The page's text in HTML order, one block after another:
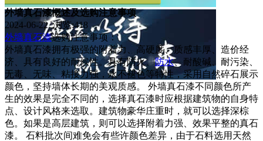
外墙真石漆概述及选购注意事项
2024-06-22 浏览:418
外墙真石漆选购注意事项：
外墙真石漆拥有极强的附着力、高硬度、质感丰厚、造价经
济、具有良好的耐候性。具有防火、防水、耐酸碱、耐污染、
无毒、无味、粘接力强，永不褪色等特性，采用自然碎石展示
颜色，坚持墙体长期的美观质感。 外墙真石漆不同颜色所产
生的效果是完全不同的，选择真石漆时应根据建筑物的自身特
点、设计风格来选取。建筑物豪华庄重时，就可以选择深棕
色。如果是高层建筑，则可以选择附着力强、效果平整的真石
漆。 石料批次间难免会有些许颜色差异，由于石料选用天然